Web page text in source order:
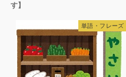
す】
単語・フレーズ